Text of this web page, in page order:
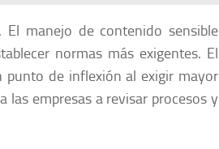
El manejo de contenido sensible
normas más exigentes. El
punto de inflexión al exigir mayor
empresas a revisar procesos y